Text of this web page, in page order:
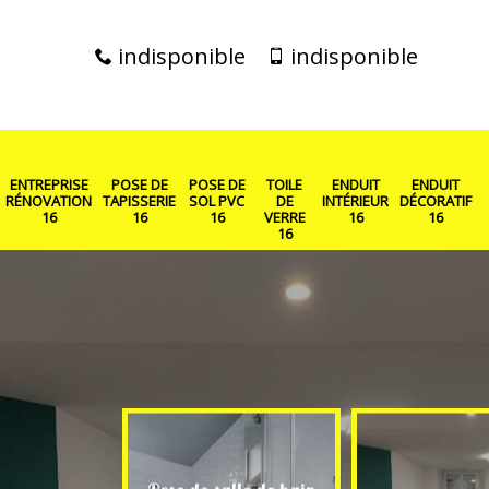
indisponible indisponible
ENTREPRISE
RÉNOVATION
16
POSE DE
TAPISSERIE
16
POSE DE
SOL PVC
16
TOILE
DE
VERRE
16
ENDUIT
INTÉRIEUR
16
ENDUIT
DÉCORATIF
16